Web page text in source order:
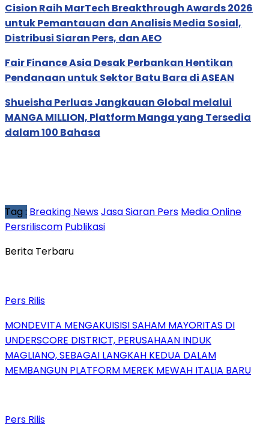
Cision Raih MarTech Breakthrough Awards 2026
untuk Pemantauan dan Analisis Media Sosial,
Distribusi Siaran Pers, dan AEO
Fair Finance Asia Desak Perbankan Hentikan
Pendanaan untuk Sektor Batu Bara di ASEAN
Shueisha Perluas Jangkauan Global melalui
MANGA MILLION, Platform Manga yang Tersedia
dalam 100 Bahasa
Tag : Breaking NewsJasa Siaran Pers Media Online
Persriliscom Publikasi
Berita Terbaru
Pers Rilis
MONDEVITA MENGAKUISISI SAHAM MAYORITAS DI
UNDERSCORE DISTRICT, PERUSAHAAN INDUK
MAGLIANO, SEBAGAI LANGKAH KEDUA DALAM
MEMBANGUN PLATFORM MEREK MEWAH ITALIA BARU
Pers Rilis